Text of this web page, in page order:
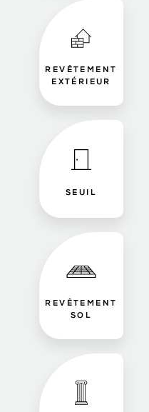
REVÊTEMENT
EXTÉRIEUR
SEUIL
REVÊTEMENT
SOL